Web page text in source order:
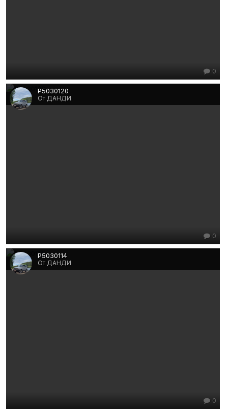
0
P5030120
От ДАНДИ
0
P5030114
От ДАНДИ
0